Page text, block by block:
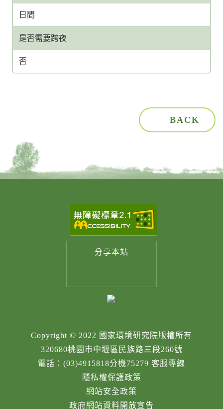
日間
是否需要跨夜
否
BACK
分享本站
Copyright © 2022 國家環境研究院版權所有
320680桃園市中壢區民族路三段260號
電話：(03)4915818分機75279 客服專線
隱私權保護政策
網站安全政策
政府網站資料開放宣告